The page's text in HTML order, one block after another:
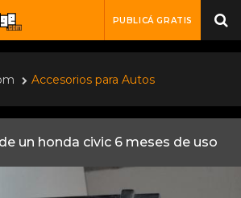
PUBLICÁ GRATIS
Accesorios para Autos
un honda civic 6 meses de uso